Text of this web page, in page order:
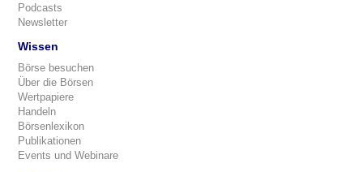
Podcasts
Newsletter
Wissen
Börse besuchen
Über die Börsen
Wertpapiere
Handeln
Börsenlexikon
Publikationen
Events und Webinare